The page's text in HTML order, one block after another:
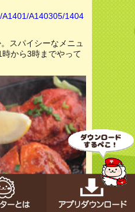
A140305/1404
スパイシーなメニュ
から3時までやって
お店をチェック